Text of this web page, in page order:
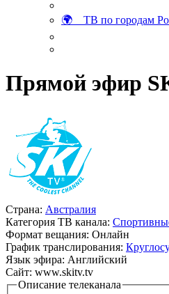
🌍 ТВ по городам
Прямой эфир
Страна: Австралия
Категория ТВ канала:
Формат вещания: Онлайн
График транслирования:
Язык эфира: Английский
Сайт: www.skitv.tv
Описание телеканала